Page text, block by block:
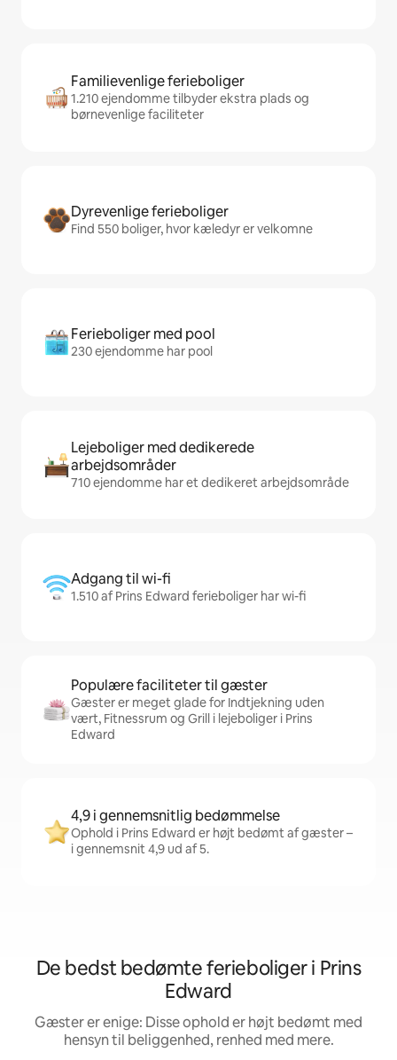
Familievenlige ferieboliger
1.210 ejendomme tilbyder ekstra plads og
børnevenlige faciliteter
Dyrevenlige ferieboliger
Find 550 boliger, hvor kæledyr er velkomne
Ferieboliger med pool
230 ejendomme har pool
Lejeboliger med dedikerede
arbejdsområder
710 ejendomme har et dedikeret arbejdsområde
Adgang til wi-fi
1.510 af Prins Edward ferieboliger har wi-fi
Populære faciliteter til gæster
Gæster er meget glade for Indtjekning uden
vært, Fitnessrum og Grill i lejeboliger i Prins
Edward
4,9 i gennemsnitlig bedømmelse
Ophold i Prins Edward er højt bedømt af gæster –
i gennemsnit 4,9 ud af 5.
De bedst bedømte ferieboliger i Prins
Edward
Gæster er enige: Disse ophold er højt bedømt med
hensyn til beliggenhed, renhed med mere.